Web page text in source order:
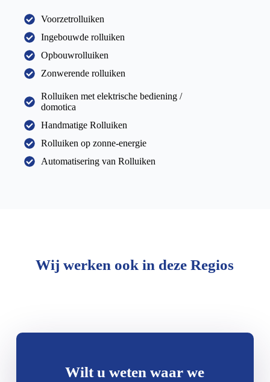
Voorzetrolluiken
Ingebouwde rolluiken
Opbouwrolluiken
Zonwerende rolluiken
Rolluiken met elektrische bediening /
domotica
Handmatige Rolluiken
Rolluiken op zonne-energie
Automatisering van Rolluiken
Wij werken ook in deze Regios
Wilt u weten waar we